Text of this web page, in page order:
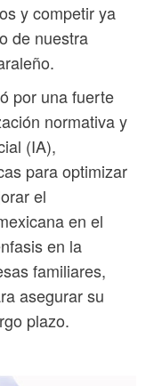
y competir ya
de nuestra
por una fuerte
normativa y
(IA),
para optimizar
el
en el
en la
familiares,
asegurar su
plazo.